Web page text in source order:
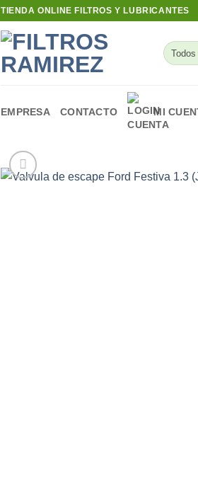
TIENDA ONLINE FILTROS Y LUBRICANTES
EMPRESA CONTACTO MI